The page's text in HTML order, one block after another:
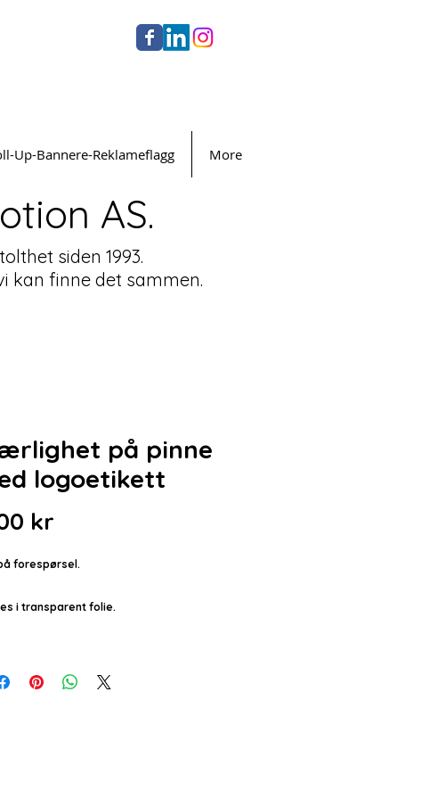
Up-Bannere-Reklameflagg More
AS.
siden 1993.
kan finne det sammen.
på pinne
logoetikett
kr
forespørsel.
i transparent folie.
assorterte fasonger.